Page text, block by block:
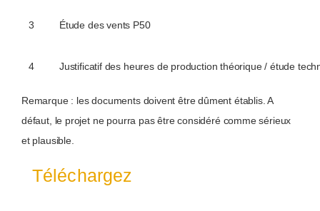
3 Étude des vents P50
4 Justificatif des heures de production théorique / étude
Remarque : les documents doivent être dûment établis. A
défaut, le projet ne pourra pas être considéré comme sérieux
et plausible.
Téléchargez